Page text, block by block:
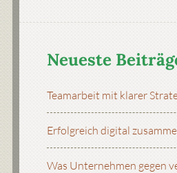
Neueste
Teamarbeit mit klarer
Erfolgreich digital
Was Unternehmen gegen